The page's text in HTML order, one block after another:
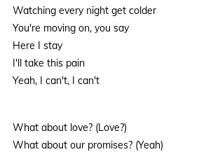
Watching every night get colder
You're moving on, you say
Here I stay
I'll take this pain
Yeah, I can't, I can't
What about love? (Love?)
What about our promises? (Yeah)